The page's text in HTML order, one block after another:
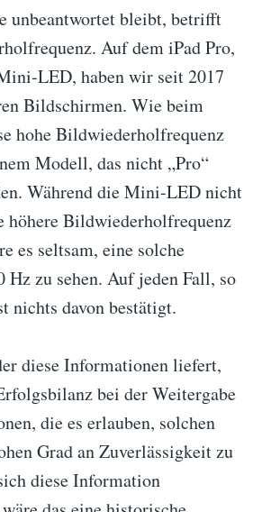
unbeantwortet bleibt, betrifft
Auf dem iPad Pro,
LED, haben wir seit 2017
Bildschirmen. Wie beim
hohe Bildwiederholfrequenz
Modell, das nicht „Pro“
Während die Mini-LED nicht
höhere Bildwiederholfrequenz
es seltsam, eine solche
Hz zu sehen. Auf jeden Fall, so
nichts davon bestätigt.
diese Informationen liefert,
bei der Weitergabe
die es erlauben, solchen
Grad an Zuverlässigkeit zu
diese Information